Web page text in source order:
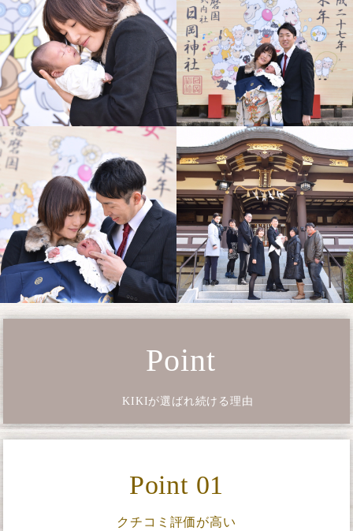
Point
KIKIが選ばれ続ける理由
Point 01
クチコミ評価が高い